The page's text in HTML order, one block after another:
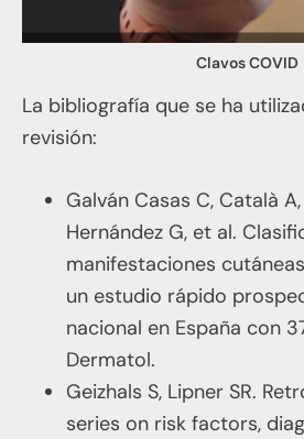
Clavos COVID
La bibliografía que se ha
revisión:
Galván Casas C, Català
Hernández G, et al.
manifestaciones
un estudio rápido
nacional en España con
Dermatol.
Geizhals S, Lipner SR.
series on risk factors,